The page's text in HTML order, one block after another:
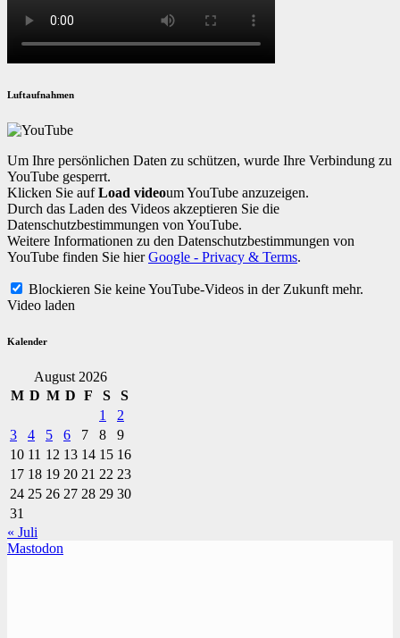
Luftaufnahmen
Um Ihre persönlichen Daten zu schützen, wurde Ihre Verbindung zu
YouTube gesperrt.
Klicken Sie aufLoad videoum YouTube anzuzeigen.
Durch das Laden des Videos akzeptieren Sie die
Datenschutzbestimmungen von YouTube.
Weitere Informationen zu den Datenschutzbestimmungen von
YouTube finden Sie hierGoogle - Privacy & Terms.
Blockieren Sie keine YouTube-Videos in der Zukunft mehr.
Video laden
Kalender
August 2026
M D M D F S
S
1
2
3
4 5 6 7 8
9
10 11 12 13 14 15 16
17 18 19 20 21 22 23
24 25 26 27 28 29 30
31
« Juli
Mastodon